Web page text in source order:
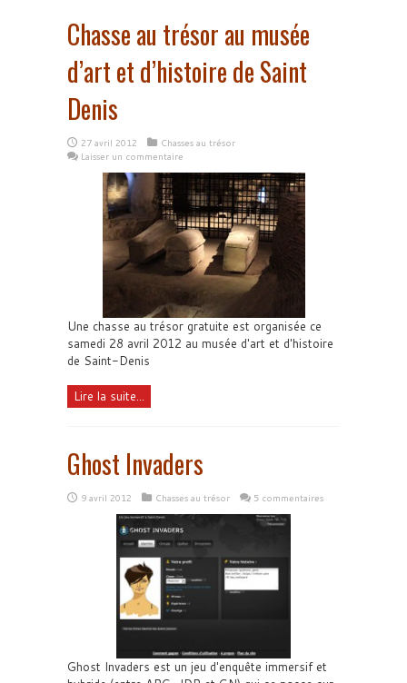
Chasse au trésor au musée
d’art et d’histoire de Saint
Denis
27 avril 2012
Chasses au trésor
Laisser un commentaire
Une chasse au trésor gratuite est organisée ce
samedi 28 avril 2012 au musée d'art et d'histoire
de Saint-Denis
Lire la suite...
Ghost Invaders
9 avril 2012 Chasses au trésor 5 commentaires
Ghost Invaders est un jeu d'enquête immersif et